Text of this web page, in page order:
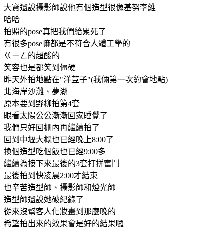
大寶還說攝影師說他有個造型很像基努李維
哈哈
拍照的pose真把我們給累死了
有很多pose嘛都是不符合人體工學的
ㄍㄧㄥ的超酸的
笑容也是都笑到僵硬
昨天外拍地點在"洋荳子"(我倆第一次約會地點)
北海岸沙灘、夢湖
原本要到野柳拍第4套
眼看太陽公公漸漸回家睡覺了
我們只好回棚內再繼續拍了
回到中壢大概也已經晚上8:00了
換個造型吃個飯也已經9:00多
繼續為接下來最後的3套打拼奮鬥
最後拍到快凌晨2:00才結束
也辛苦造型師、攝影師和燈光師
造型師還說她破紀錄了
從來沒幫客人化妝畫到那麼晚的
希望拍出來的效果會是好的結果囉